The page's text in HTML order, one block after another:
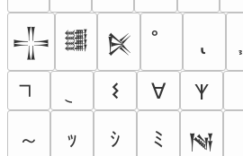
𒋲 𒌃
𒍮
𐌔
∀ 𐊵
～
ｯ ｼ ﾐ 𒀃